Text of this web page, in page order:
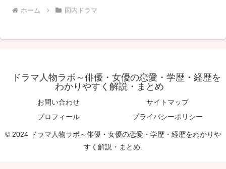
ホーム 国内ドラマ
ドラマ人物ラボ～俳優・女優の恋愛・学歴・経歴を
わかりやすく解説・まとめ
お問い合わせ
サイトマップ
プロフィール
プライバシーポリシー
© 2024 ドラマ人物ラボ～俳優・女優の恋愛・学歴・経歴をわかりや
すく解説・まとめ.